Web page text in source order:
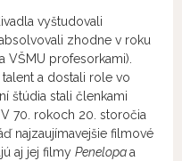
vyštudovali
zhodne v roku
VŠMU profesorkami).
a dostali role vo
štúdia stali členkami
70. rokoch 20. storočia
najzaujímavejšie filmové
aj jej filmy Penelopaa